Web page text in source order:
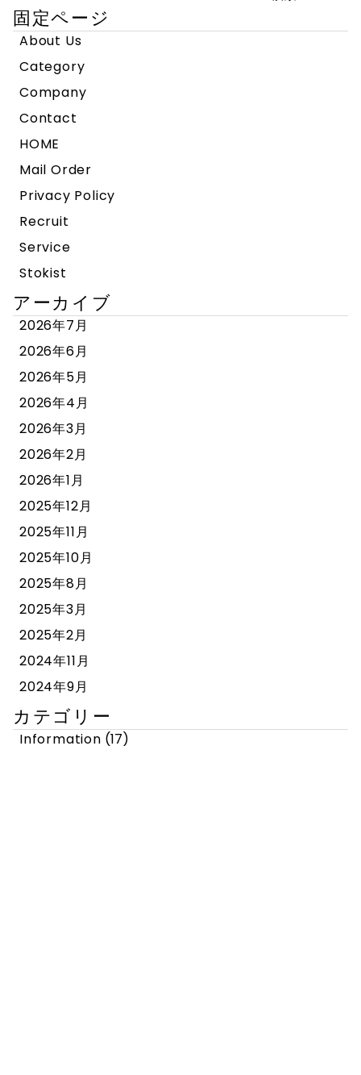
索:
固定ページ
About Us
Category
Company
Contact
HOME
Mail Order
Privacy Policy
Recruit
Service
Stokist
アーカイブ
2026年7月
2026年6月
2026年5月
2026年4月
2026年3月
2026年2月
2026年1月
2025年12月
2025年11月
2025年10月
2025年8月
2025年3月
2025年2月
2024年11月
2024年9月
カテゴリー
Information (17)